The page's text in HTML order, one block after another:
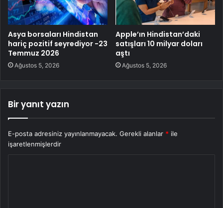
Asya borsaları Hindistan
hariç pozitif seyrediyor -23
Temmuz 2026
Ağustos 5, 2026
Apple’ın Hindistan’daki
satışları 10 milyar doları
aştı
Ağustos 5, 2026
Bir yanıt yazın
E-posta adresiniz yayınlanmayacak. Gerekli alanlar * ile
işaretlenmişlerdir